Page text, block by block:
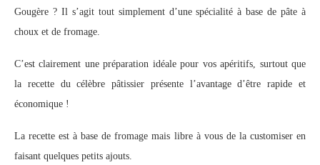
Gougère ? Il s’agit tout simplement d’une spécialité à base de pâte à
choux et de fromage.
C’est clairement une préparation idéale pour vos apéritifs, surtout que
la recette du célèbre pâtissier présente l’avantage d’être rapide et
économique !
La recette est à base de fromage mais libre à vous de la customiser en
faisant quelques petits ajouts.